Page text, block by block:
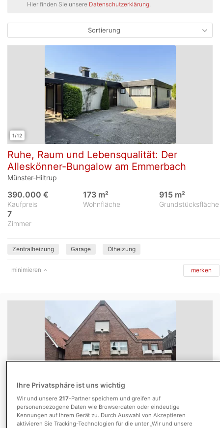
Hier finden Sie unsere Datenschutzerklärung.
Sortierung
1/12
Ruhe, Raum und Lebensqualität: Der
Alleskönner-Bungalow am Emmerbach
Münster-Hiltrup
Kaufpreis
390.000 €
Wohnfläche
173 m²
Grundstücksfläche
915 m²
Zimmer
7
Zentralheizung Garage Ölheizung
minimieren merken
WuG Freckenhorst: "Wohnen und Arbeiten
unter einem Dach" möglich!
Ihre Privatsphäre ist uns wichtig
Wir und unsere 217-Partner speichern und greifen auf
personenbezogene Daten wie Browserdaten oder eindeutige
Kennungen auf Ihrem Gerät zu. Durch Auswahl von Akzeptieren
aktivieren Sie Tracking-Technologien für die unter „Wir und unsere